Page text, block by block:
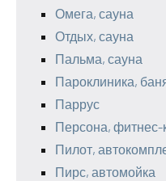
Омега, сауна
Отдых, сауна
Пальма, сауна
Пароклиника,
Паррус
Персона, фитнес-
Пилот,
Пирс, автомойка